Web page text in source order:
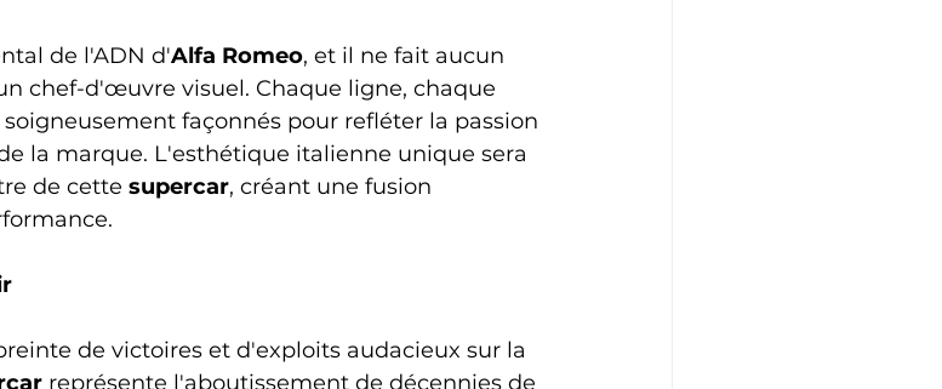
de l'ADN d'Alfa Romeo, et il ne fait aucun
chef-d'œuvre visuel. Chaque ligne, chaque
façonnés pour refléter la passion
la marque. L'esthétique italienne unique sera
de cette supercar, créant une fusion
de victoires et d'exploits audacieux sur la
représente l'aboutissement de décennies de